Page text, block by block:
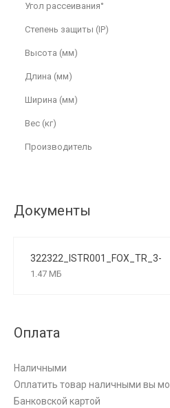
Угол рассеивания°
Степень защиты (IP)
Высота (мм)
Длина (мм)
Ширина (мм)
Вес (кг)
Производитель
Документы
322322_ISTR001_FOX_TR_3-
PHASE_08W_CRI90_4000K_ON-
1.47 МБ
Оплата
Наличными
Оплатить товар наличными вы
Банковской картой